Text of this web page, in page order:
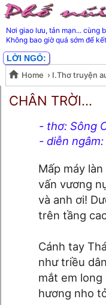
Nơi giao lưu, tản mạn... cùng
Không bao giờ quá sớm để
LỜI NGỎ:
Home › I.Thơ truyện
ngâm: Thy Thảo
Chân trời…-
diễn ngâm:
CHÂN TRỜI…
- thơ: Sông
- diễn
Mấp máy
vấn vương
và anh ơi!
trên tầng
Cánh tay
như triều
mắt em long
hương nho